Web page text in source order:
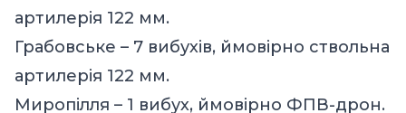
артилерія 122 мм.
Грабовське – 7 вибухів, ймовірно ствольна
артилерія 122 мм.
Миропілля – 1 вибух, ймовірно ФПВ-дрон.